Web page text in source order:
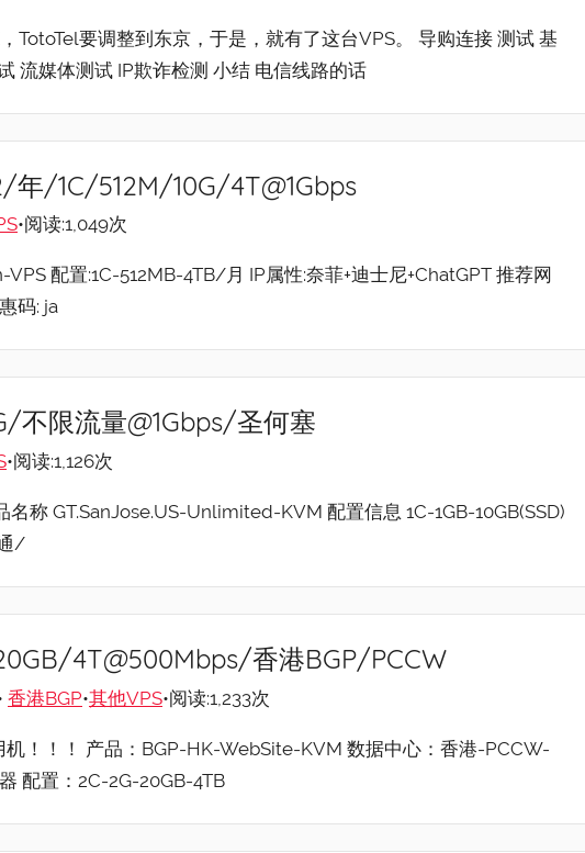
TotoTel要调整到东京，于是，就有了这台VPS。 导购连接 测试 基
流媒体测试 IP欺诈检测 小结 电信线路的话
/1C/512M/10G/4T@1Gbps
•阅读:1,049次
VPS 配置:1C-512MB-4TB/月 IP属性:奈菲+迪士尼+ChatGPT 推荐网
码: ja
不限流量@1Gbps/圣何塞
•阅读:1,126次
称 GT.SanJose.US-Unlimited-KVM 配置信息 1C-1GB-10GB(SSD)
/
4T@500Mbps/香港BGP/PCCW
香港BGP•其他VPS•阅读:1,233次
！！！ 产品：BGP-HK-WebSite-KVM 数据中心：香港-PCCW-
配置：2C-2G-20GB-4TB